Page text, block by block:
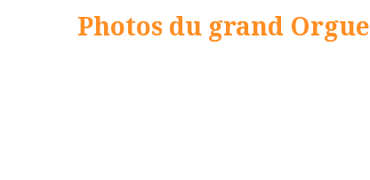
Photos du grand Orgue